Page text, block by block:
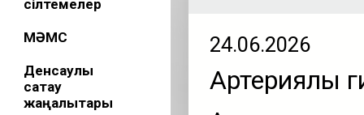
сілтемелер
МӘМС
Денсаулық
сақтау
жаңалықтары
24.06.2026
Артериялық